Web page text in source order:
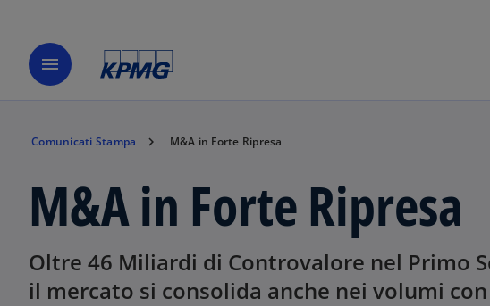
menu
Comunicati Stampa M&A in Forte Ripresa
M&A in Forte Ripresa
Oltre 46 Miliardi di Controvalore nel Primo
il mercato si consolida anche nei volumi